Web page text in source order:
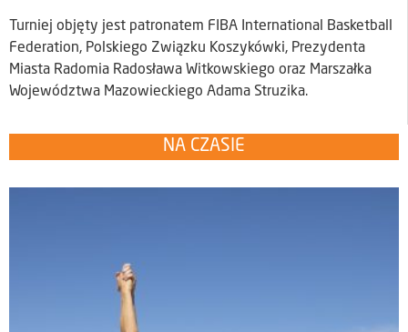
Turniej objęty jest patronatem FIBA International Basketball
Federation, Polskiego Związku Koszykówki, Prezydenta
Miasta Radomia Radosława Witkowskiego oraz Marszałka
Województwa Mazowieckiego Adama Struzika.
NA CZASIE